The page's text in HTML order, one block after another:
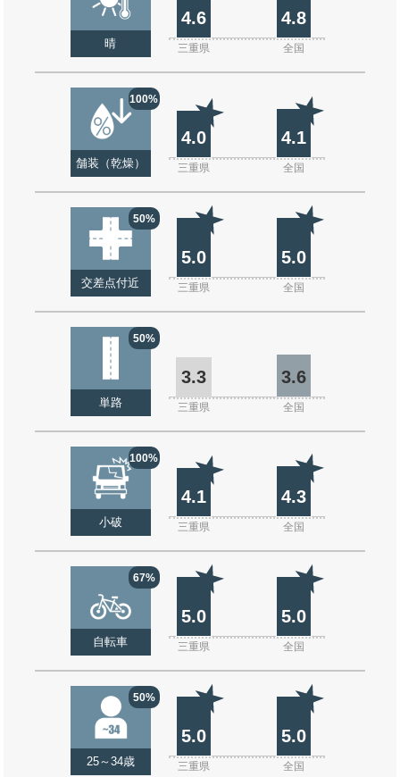
晴
4.6 4.8
三重県 全国
100%
舗装（乾燥）
4.0 4.1
三重県 全国
50%
交差点付近
5.0 5.0
三重県 全国
50%
単路
3.3 3.6
三重県 全国
100%
小破
4.1 4.3
三重県 全国
67%
自転車
5.0 5.0
三重県 全国
50%
25～34歳
5.0 5.0
三重県 全国